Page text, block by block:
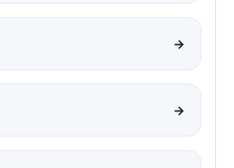
→
→